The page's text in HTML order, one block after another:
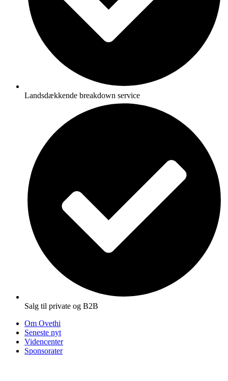
Landsdækkende breakdown service
Salg til private og B2B
Om Ovethi
Seneste nyt
Videncenter
Sponsorater